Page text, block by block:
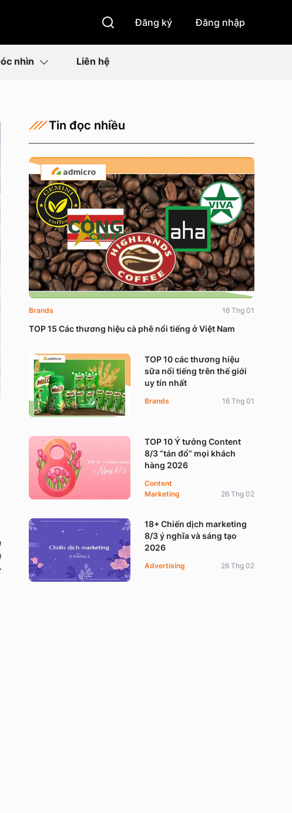
Đăng ký Đăng nhập
nhìn Liên hệ
Tin đọc nhiều
TOP 15 Các thương hiệu cà phê nổi tiếng ở Việt Nam
Brands 16 Thg 01
TOP 10 các thương hiệu
sữa nổi tiếng trên thế giới
uy tín nhất
Brands 16 Thg 01
TOP 10 Ý tưởng Content
8/3 “tán đổ” mọi khách
hàng 2026
Content
Marketing
26 Thg 02
18+ Chiến dịch marketing
8/3 ý nghĩa và sáng tạo
2026
Advertising 26 Thg 02